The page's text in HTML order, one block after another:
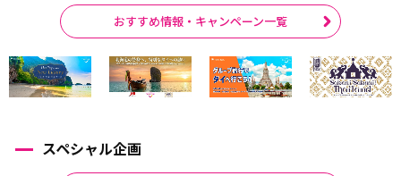
おすすめ情報・キャンペーン一覧
スペシャル企画